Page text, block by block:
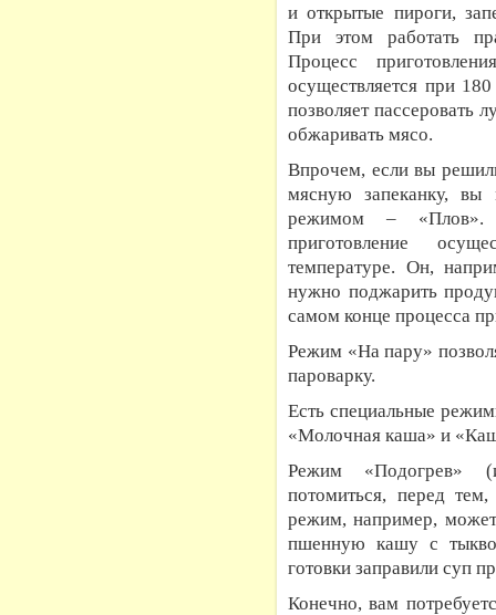
и открытые пироги,
При этом работать
Процесс
осуществляется при
позволяет пассеровать
обжаривать мясо.
Впрочем, если вы
мясную запеканку, вы
режимом – «Плов».
приготовление
температуре. Он,
нужно поджарить
самом конце процесса
Режим «На пару»
пароварку.
Есть специальные
«Молочная каша» и
Режим «Подогрев»
потомиться, перед
режим, например, может
пшенную кашу с
готовки заправили суп
Конечно, вам